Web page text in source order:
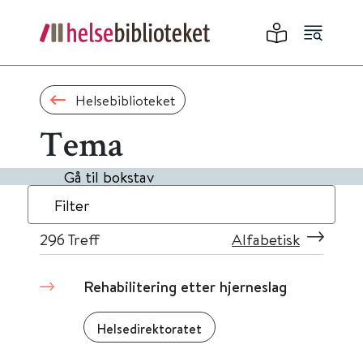
Helsebiblioteket
Tema
Gå til bokstav
Filter
296 Treff Alfabetisk
Rehabilitering etter hjerneslag
Helsedirektoratet